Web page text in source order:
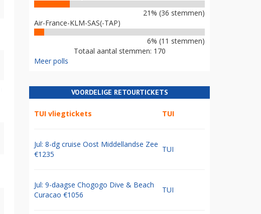
21% (36 stemmen)
Air-France-KLM-SAS(-TAP)
6% (11 stemmen)
Totaal aantal stemmen: 170
Meer polls
VOORDELIGE RETOURTICKETS
TUI vliegtickets TUI
Jul: 8-dg cruise Oost Middellandse Zee
€1235
TUI
Jul: 9-daagse Chogogo Dive & Beach
Curacao €1056
TUI